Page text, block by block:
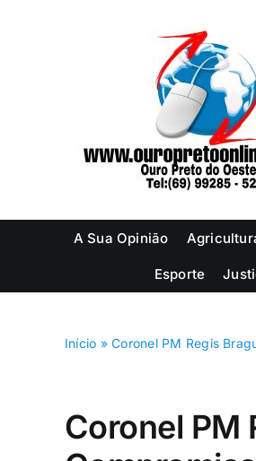
A Sua Opinião
Esporte
Início »Coronel PM Regis
Coronel PM